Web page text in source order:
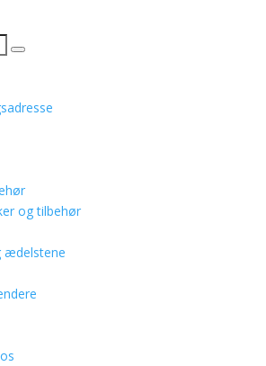
og tilbehør
ædelstene